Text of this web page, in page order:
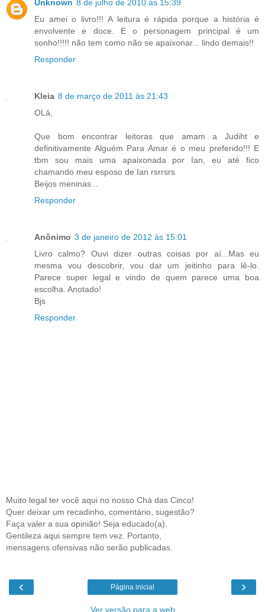
Unknown 8 de julho de 2010 às 15:39
Eu amei o livro!!! A leitura é rápida porque a história é
envolvente e doce. E o personagem principal é um
sonho!!!!! não tem como não se apaixonar... lindo demais!!
Responder
Kleia 8 de março de 2011 às 21:43
OLá,
Que bom encontrar leitoras que amam a Judiht e
definitivamente Alguém Para Amar é o meu preferido!!! E
tbm sou mais uma apaixonada por Ian, eu até fico
chamando meu esposo de Ian rsrrsrs
Beijos meninas...
Responder
Anônimo 3 de janeiro de 2012 às 15:01
Livro calmo? Ouvi dizer outras coisas por aí...Mas eu
mesma vou descobrir, vou dar um jeitinho para lê-lo.
Parece super legal e vindo de quem parece uma boa
escolha. Anotado!
Bjs
Responder
Muito legal ter você aqui no nosso Chá das Cinco!
Quer deixar um recadinho, comentário, sugestão?
Faça valer a sua opinião! Seja educado(a).
Gentileza aqui sempre tem vez. Portanto,
mensagens ofensivas não serão publicadas.
‹ ›
Página inicial
Ver versão para a web